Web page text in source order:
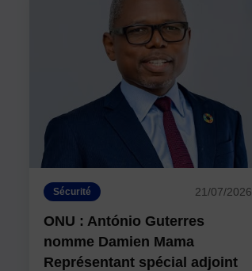
Sécurité 21/07/2026
ONU : António Guterres
nomme Damien Mama
Représentant spécial adjoint